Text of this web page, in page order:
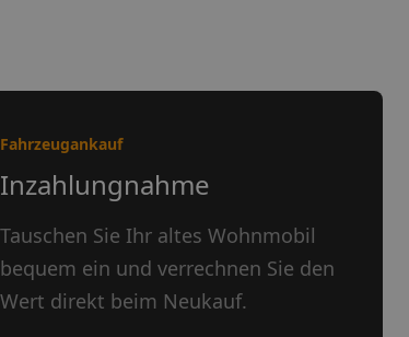
Fahrzeugankauf
Inzahlungnahme
Tauschen Sie Ihr altes Wohnmobil
bequem ein und verrechnen Sie den
Wert direkt beim Neukauf.